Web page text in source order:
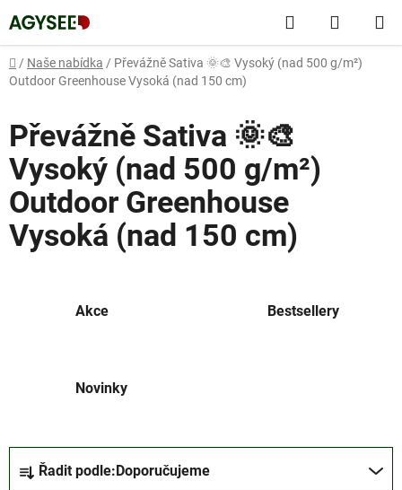
na
obsah
Hledat
KOŠÍK
Domů
/ Naše nabídka / Převážně Sativa 🌞🎨 Vysoký (nad 500 g/m²)
Outdoor Greenhouse Vysoká (nad 150 cm)
Převážně Sativa 🌞🎨
Vysoký (nad 500 g/m²)
Outdoor Greenhouse
Vysoká (nad 150 cm)
Akce Bestsellery
Novinky
Řadit podle:Doporučujeme